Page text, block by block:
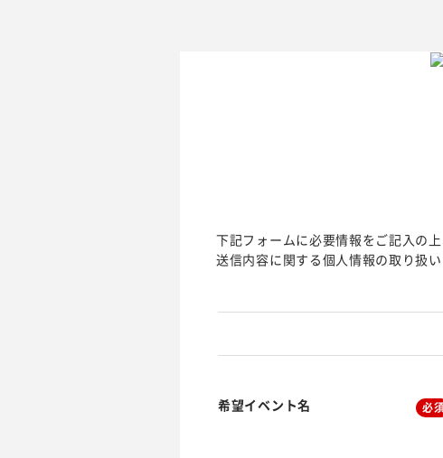
下記フォームに必要情報をご記入の
送信内容に関する個人情報の取り扱
希望イベント名 必